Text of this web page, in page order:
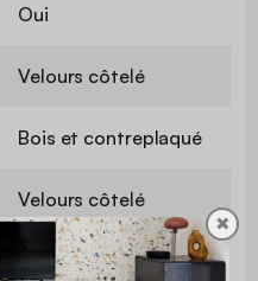
Oui
Velours côtelé
Bois et contreplaqué
Velours côtelé
Velours
✖